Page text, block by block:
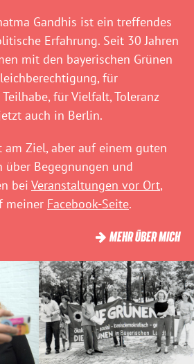
Gandhis ist ein treffendes
Erfahrung. Seit 30 Jahren
mit den bayerischen Grünen
für
für Vielfalt, Toleranz
auch in Berlin.
Ziel, aber auf einem guten
über Begegnungen und
bei Veranstaltungen vor Ort,
meiner Facebook-Seite.
MEHR ÜBER MICH